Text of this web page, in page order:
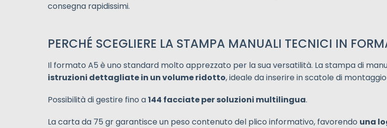
consegna rapidissimi.
PERCHÉ SCEGLIERE LA STAMPA MANUALI TECNICI IN
Il formato A5 è uno standard molto apprezzato per la sua versatilità. La stampa di
istruzioni dettagliate in un volume ridotto, ideale da inserire in scatole di
Possibilità di gestire fino a144 facciate per soluzioni multilingua.
La carta da 75 gr garantisce un peso contenuto del plico informativo, favorendo una